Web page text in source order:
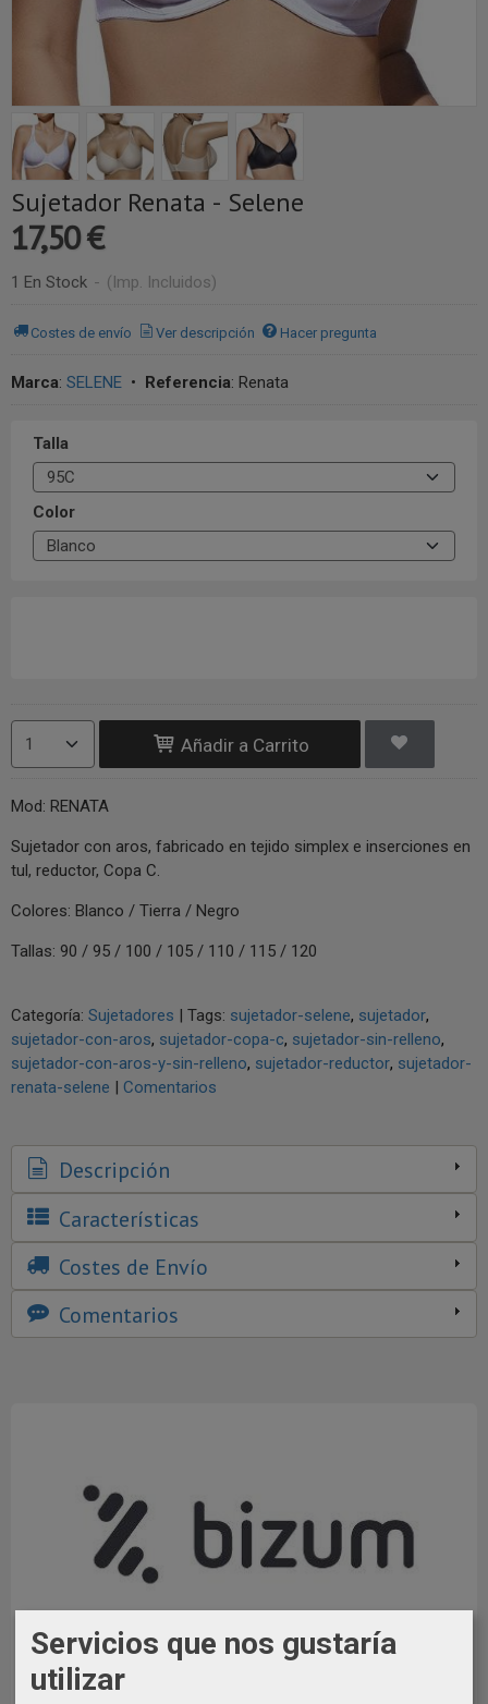
También puedes pagar con Bizum al Tfno. 609546971
indicando en Concepto el Nº de Pedido * Elige la Opción de
Sujetador Renata - Selene
17,50 €
1 En Stock - (Imp. Incluidos)
Costes de envío Ver descripción Hacer pregunta
Marca: SELENE • Referencia: Renata
Talla
Color
Añadir a Carrito
Mod: RENATA
Sujetador con aros, fabricado en tejido simplex e inserciones en
tul, reductor, Copa C.
Colores: Blanco / Tierra / Negro
Tallas: 90 / 95 / 100 / 105 / 110 / 115 / 120
Categoría: Sujetadores | Tags: sujetador-selene sujetador
sujetador-con-aros sujetador-copa-c sujetador-sin-relleno
sujetador-con-aros-y-sin-relleno sujetador-reductor sujetador-
renata-selene | Comentarios
Descripción
Características
Costes de Envío
Comentarios
Servicios que nos gustaría
utilizar